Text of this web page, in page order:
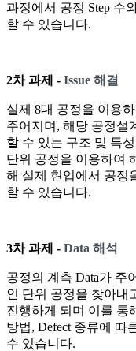
과정에서 공정 Step 수
할 수 있습니다.
2차 과제 - Issue 해결
실제 8대 공정을 이용
주어지며, 해당 공정설
할 수 있는 구조 및 특
단위 공정을 이용하여
해 실제 현업에서 공정
할 수 있습니다.
3차 과제 - Data 해석
공정의 계측 Data가 주
인 단위 공정을 찾아내
진행하게 되며 이를 통
방법, Defect 종류에 따
수 있습니다.